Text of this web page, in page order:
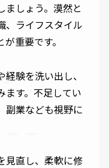
ましょう。漠然と
、ライフスタイル
重要です。
験を洗い出し、
ます。不足してい
副業なども視野に
見直し、柔軟に修